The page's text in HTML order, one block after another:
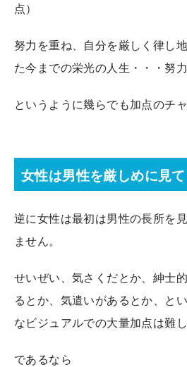
点）
努力を重ね、自分を厳しく律し
た今までの栄光の人生・・・努
というように幾らでも加点のチ
女性は男性を厳しめに見
逆に女性は最初は男性の長所を
ません。
せいぜい、気さくだとか、紳士
るとか、気遣いがあるとか、と
なビジュアルでの大量加点は難し
であるなら